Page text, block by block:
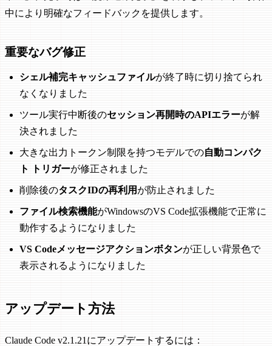
中により明確なフィードバックを提供します。
重要なバグ修正
シェル補完キャッシュファイルが終了時に切り捨てられ
なくなりました
ツール実行中断後のセッション再開時のAPIエラーが解
決されました
大きな出力トークン制限を持つモデルでの自動コンパク
ト トリガーが修正されました
削除後のタスクIDの再利用が防止されました
ファイル検索機能がWindowsのVS Code拡張機能で正常に
動作するようになりました
VS Codeメッセージアクションボタンが正しい背景色で
表示されるようになりました
アップデート方法
Claude Code v2.1.21にアップデートするには：